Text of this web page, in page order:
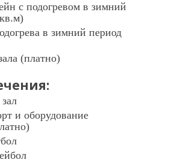
с подогревом в зимний
в зимний период
(платно)
и оборудование